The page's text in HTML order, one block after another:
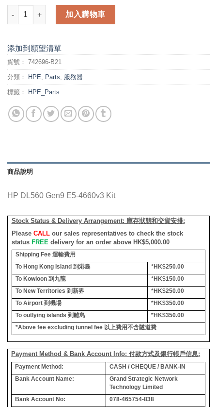
HP DL560 Gen9 E5-4660v3 Kit (742696-B21) 數量
加入購物車
添加到願望清單
貨號： 742696-B21
分類： HPE, Parts, 服務器
標籤： HPE_Parts
商品說明
HP DL560 Gen9 E5-4660v3 Kit
Stock Status & Delivery Arrangement: 庫存狀態和交貨安排:
Please CALLour sales representatives to check the stock
status FREE delivery for an order above HK$5,000.00
Shipping Fee 運輸費用
To Hong Kong Island 到港島
*HK$250.00
To Kowloon 到九龍
*HK$150.00
To New Territories 到新界
*HK$250.00
To Airport 到機場
*HK$350.00
To outlying islands 到離島
*HK$350.00
*Above fee excluding tunnel fee 以上費用不含隧道費
Payment Method & Bank Account Info: 付款方式及銀行帳戶信息:
Payment Method:
CASH / CHEQUE / BANK-IN
Bank Account Name:
Grand Strategic Network
Technology Limited
Bank Account No:
078-465754-838